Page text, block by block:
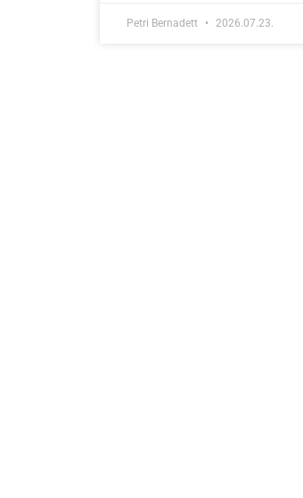
Petri Bernadett 2026.07.23.